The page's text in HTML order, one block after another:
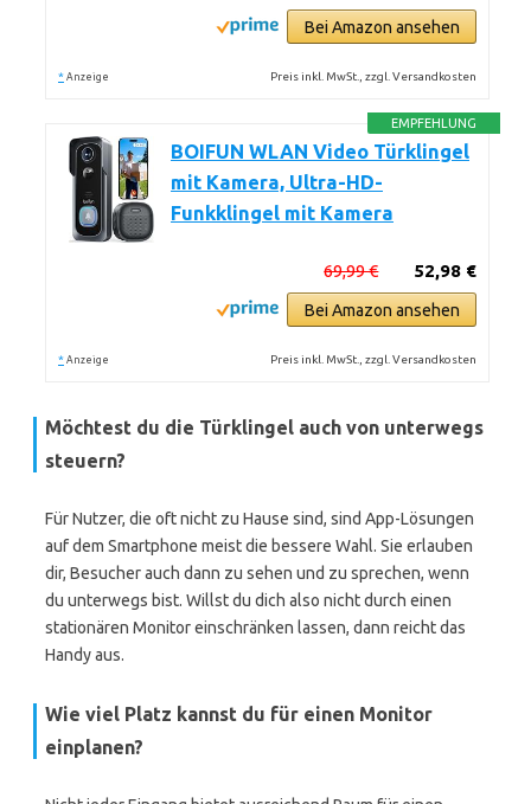
Bei Amazon ansehen
* Anzeige Preis inkl. MwSt., zzgl. Versandkosten
EMPFEHLUNG
BOIFUN WLAN Video Türklingel
mit Kamera, Ultra-HD-
Funkklingel mit Kamera
52,98 €
69,99 €
Bei Amazon ansehen
* Anzeige Preis inkl. MwSt., zzgl. Versandkosten
Möchtest du die Türklingel auch von unterwegs
steuern?
Für Nutzer, die oft nicht zu Hause sind, sind App-Lösungen
auf dem Smartphone meist die bessere Wahl. Sie erlauben
dir, Besucher auch dann zu sehen und zu sprechen, wenn
du unterwegs bist. Willst du dich also nicht durch einen
stationären Monitor einschränken lassen, dann reicht das
Handy aus.
Wie viel Platz kannst du für einen Monitor
einplanen?